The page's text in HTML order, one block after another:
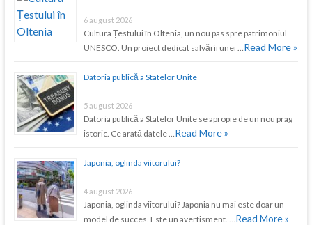
6 august 2026
Cultura Țestului în Oltenia, un nou pas spre patrimoniul
UNESCO. Un proiect dedicat salvării unei …Read More »
Datoria publică a Statelor Unite
5 august 2026
Datoria publică a Statelor Unite se apropie de un nou prag
istoric. Ce arată datele …Read More »
Japonia, oglinda viitorului?
4 august 2026
Japonia, oglinda viitorului? Japonia nu mai este doar un
model de succes. Este un avertisment. …Read More »